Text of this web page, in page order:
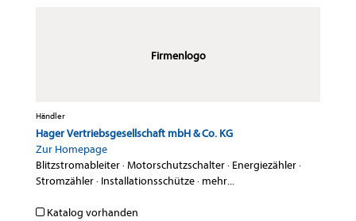
Firmenlogo
Händler
Hager Vertriebsgesellschaft mbH & Co. KG
Zur Homepage
Blitzstromableiter·Motorschutzschalter· Energiezähler·
Stromzähler· Installationsschütze· mehr...
Katalog vorhanden